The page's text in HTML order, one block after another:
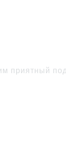
приятный